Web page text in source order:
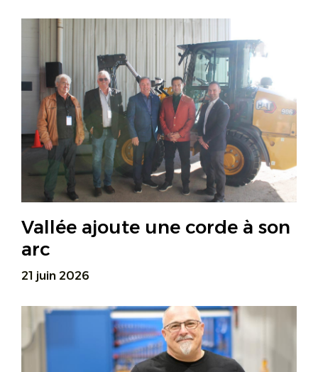
Vallée ajoute une corde à son
arc
21 juin 2026